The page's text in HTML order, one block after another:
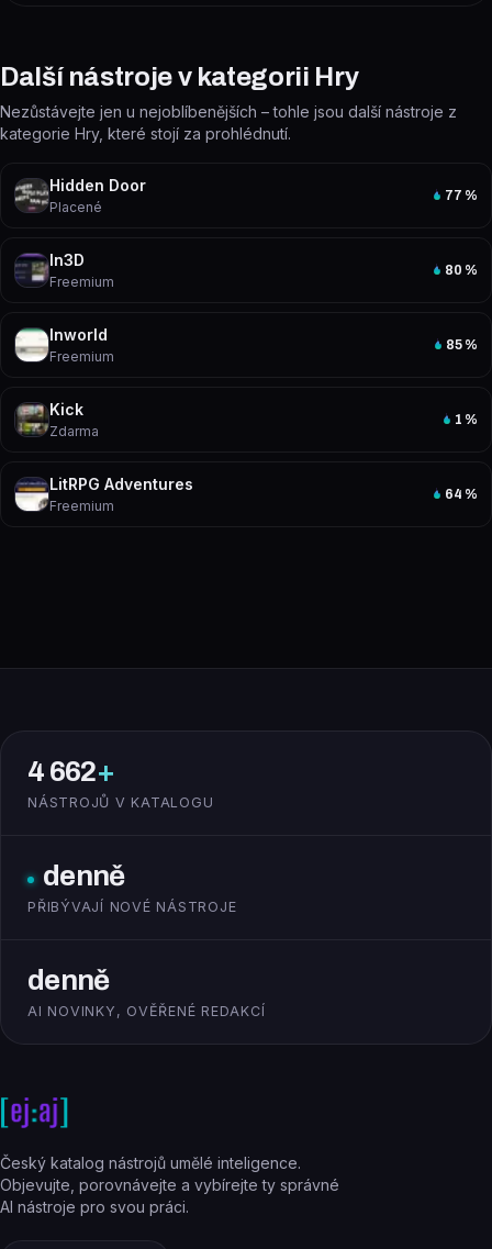
Další nástroje v kategorii Hry
Nezůstávejte jen u nejoblíbenějších – tohle jsou další nástroje z
kategorie Hry, které stojí za prohlédnutí.
Hidden Door
Placené
77 %
In3D
Freemium
80 %
Inworld
Freemium
85 %
Kick
Zdarma
1 %
LitRPG Adventures
Freemium
64 %
4 662+
NÁSTROJŮ V KATALOGU
denně
PŘIBÝVAJÍ NOVÉ NÁSTROJE
denně
AI NOVINKY, OVĚŘENÉ REDAKCÍ
Český katalog nástrojů umělé inteligence.
Objevujte, porovnávejte a vybírejte ty správné
AI nástroje pro svou práci.